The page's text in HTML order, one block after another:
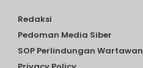
Redaksi
Pedoman Media Siber
SOP Perlindungan Wartawan